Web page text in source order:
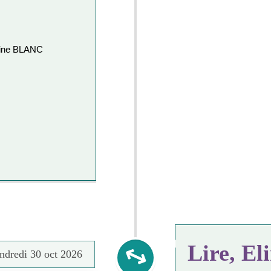
BLANC
Lire,
30 oct 2026 Mercredi 20 mai 2026